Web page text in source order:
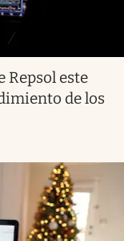
Repsol este
de los